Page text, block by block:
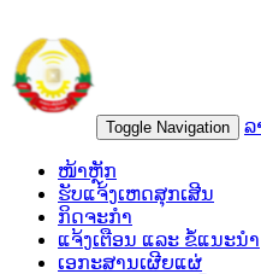
Toggle Navigation ລ
ໜ້າຫຼັກ
ຮັບແຈ້ງເຫດສຸກເສີນ
ກິດຈະກຳ
ແຈ້ງເຕືອນ ແລະ ຂໍ້ແນະນຳ
ເອກະສານເຜີຍແຜ່